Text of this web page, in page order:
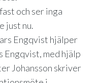
och ser inga
just nu.
Engqvist hjälper
Engqvist, med hjälp
Johansson skriver